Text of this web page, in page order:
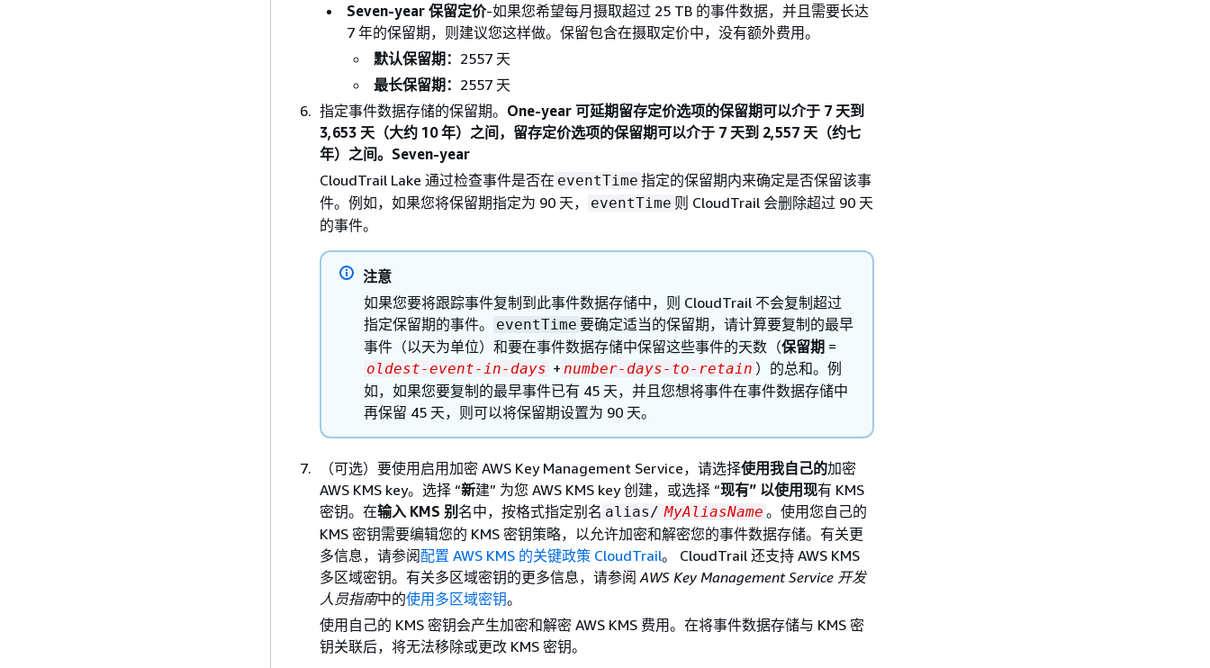
Seven-year 保留定价-如果您希望每月摄取超过 25 TB 的事件数据，并且需要长达
7 年的保留期，则建议您这样做。保留包含在摄取定价中，没有额外费用。
默认保留期： 2557 天
最长保留期： 2557 天
指定事件数据存储的保留期。 One-year 可延期留存定价选项的保留期可以介于 7 天到
3,653 天（大约 10 年）之间，留存定价选项的保留期可以介于 7 天到 2,557 天（约七
年）之间。Seven-year
CloudTrail Lake 通过检查事件是否在 eventTime 指定的保留期内来确定是否保留该事
件。例如，如果您将保留期指定为 90 天，
eventTime 则 CloudTrail 会删除超过 90 天
的事件。
注意
如果您要将跟踪事件复制到此事件数据存储中，则 CloudTrail 不会复制超过
指定保留期的事件。
eventTime 要确定适当的保留期，请计算要复制的最早
事件（以天为单位）和要在事件数据存储中保留这些事件的天数（保留期 =
oldest-event-in-days + number-days-to-retain ）的总和。例
如，如果您要复制的最早事件已有 45 天，并且您想将事件在事件数据存储中
再保留 45 天，则可以将保留期设置为 90 天。
（可选）要使用启用加密 AWS Key Management Service，请选择使用我自己的加密
AWS KMS key。选择 “新建” 为您 AWS KMS key 创建，或选择 “现有” 以使用现有 KMS
密钥。在输入 KMS 别 名中，按格式指定别名 alias/ MyAliasName 。使用您自己的
KMS 密钥需要编辑您的 KMS 密钥策略，以允许加密和解密您的事件数据存储。有关更
多信息，请参阅配置 AWS KMS 的关键政策 CloudTrail。 CloudTrail 还支持 AWS KMS
多区域密钥。有关多区域密钥的更多信息，请参阅 AWS Key Management Service 开发
人员指南中的使用多区域密钥。
使用自己的 KMS 密钥会产生加密和解密 AWS KMS 费用。在将事件数据存储与 KMS 密
钥关联后，将无法移除或更改 KMS 密钥。